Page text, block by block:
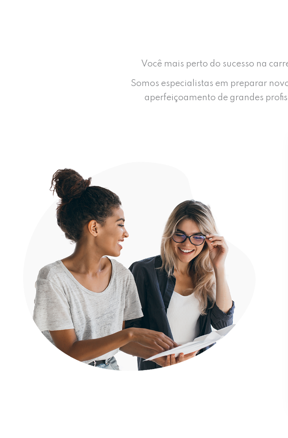
Você mais perto do sucesso na
Somos especialistas em preparar
aperfeiçoamento de grandes